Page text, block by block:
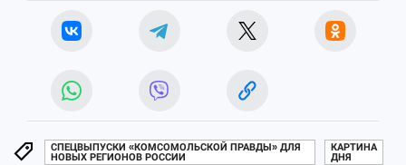
СПЕЦВЫПУСКИ «КОМСОМОЛЬСКОЙ ПРАВДЫ» ДЛЯ
НОВЫХ РЕГИОНОВ РОССИИ
КАРТИНА
ДНЯ